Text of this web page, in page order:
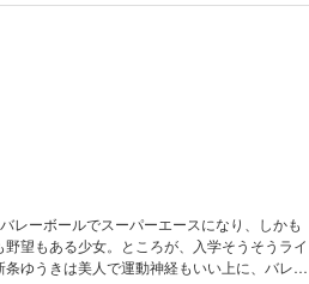
レーボールでスーパーエースになり、しかも
望もある少女。ところが、入学そうそうライ
ゆうきは美人で運動神経もいい上に、バレー